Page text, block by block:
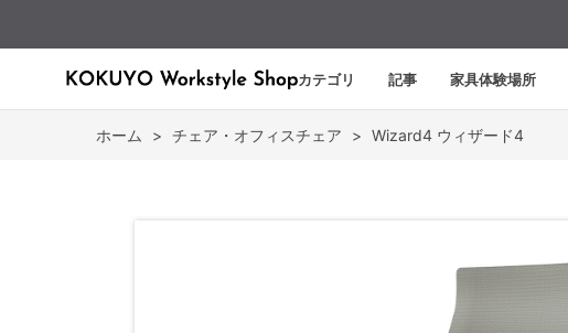
カテゴリ 記事 家具体験場所
ホーム > チェア・オフィスチェア > Wizard4 ウィザード4